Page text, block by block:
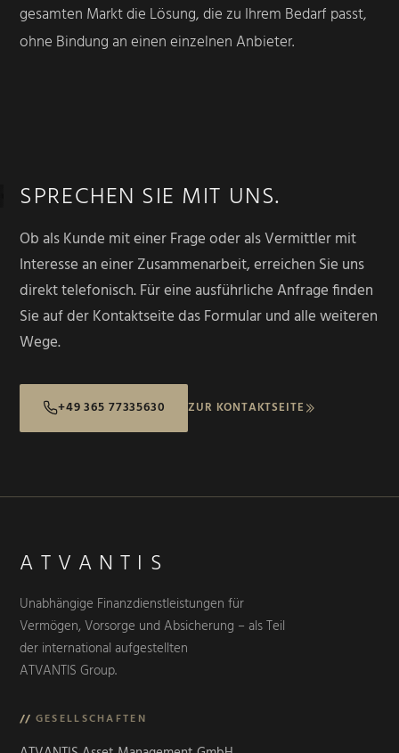
gesamten Markt die Lösung, die zu Ihrem Bedarf passt,
ohne Bindung an einen einzelnen Anbieter.
SPRECHEN SIE MIT UNS.
Ob als Kunde mit einer Frage oder als Vermittler mit
Interesse an einer Zusammenarbeit, erreichen Sie uns
direkt telefonisch. Für eine ausführliche Anfrage finden
Sie auf der Kontaktseite das Formular und alle weiteren
Wege.
+49 365 77335630 ZUR KONTAKTSEITE
ATVANTIS
Unabhängige Finanzdienstleistungen für
Vermögen, Vorsorge und Absicherung – als Teil
der international aufgestellten
ATVANTIS Group.
// GESELLSCHAFTEN